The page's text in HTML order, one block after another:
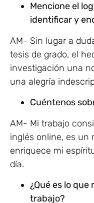
Mencione el
identificar y
AM- Sin lugar a
tesis de grado, el
investigación una
una alegría
Cuéntenos
AM- Mi trabajo
inglés online, es un
enriquece mi
día.
¿Qué es lo que
trabajo?